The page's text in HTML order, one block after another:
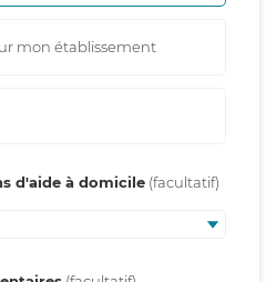
mon établissement
d'aide à domicile